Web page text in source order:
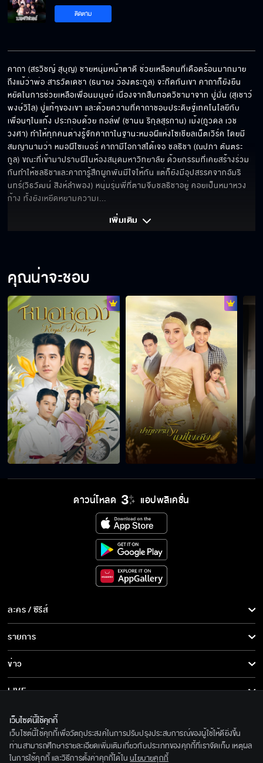
หมอผีไซเบอร์ EP.7
หมอผีไซเบอร์ EP.8
หมอผีไซเบอร์ EP.9
หมอผีไซเบอร์ EP.12
หมอผีไซเบอร์ EP.13
ติดตาม
คาถา (สรวิชญ์ สุบุญ) ชายหนุ่มหน้าตาดี ช่วยเหลือคนที่เดือดร้อนมากมาย
ถึงแม้ว่าพ่อ สารวัตเดชา (ธนายง ว่องตระกูล) จะกีดกันเขา คาถาก็ยังยืน
หยัดในการช่วยเหลือเพื่อนมนุษย์ เนื่องจากสืบทอดวิชามาจาก ปู่มั่น (สุเชาว์
พงษ์วิไล) ปู่แท้ๆของเขา และด้วยความที่คาถาชอบประดิษฐ์เทคโนโลยีกับ
เพื่อนๆในแก๊ง ประกอบด้วย กอล์ฟ (ชานน ริกุลสุรกาน) เม้ง(ภูวดล เวช
วงศา) ทำให้ทุกคนต่างรู้จักคาถาในฐานะหมอผีแห่งโซเชียลเน็ตเวิร์ค โดยมี
สมญานามว่า หมอผีไซเบอร์ คาถามีโอกาสได้เจอ ชลธิชา (ณปภา ตันตระ
กูล) ขณะที่เข้ามาปราบผีในห้องสมุดมหาวิทยาลัย ด้วยกรรมที่เคยสร้างร่วม
กันทำให้ชลธิชาและคาถารู้สึกผูกพันมีใจให้กัน แต่ก็ยังมีอุปสรรคจากอัมริ
นทร์(วิธวัฒน์ สิงห์ลำพอง) หนุ่มรุ่นพี่ที่ตามจีบชลธิชาอยู่ คอยเป็นหมาหวง
ก้าง ทั้งยังเหยีดหยามความเ...
เพิ่มเติม
คุณน่าจะชอบ
ดาวน์โหลด แอปพลิเคชั่น
ละคร / ซีรีส์
ละคร/ซีรีส์
ซีรีส์นานาชาติ
การ์ตูน & เกม
รายการ
รายการทั้งหมด
ข่าว
ข่าวทั้งหมด
ข่าวประชาสัมพันธ์
LIVE
เกี่ยวกับเรา
BEC World
รู้จักเรา
ติดตามเราได้ที่
เว็บไซต์นี้ใช้คุกกี้
เว็บไซต์นี้ใช้คุกกี้เพื่อวัตถุประสงค์ในการปรับปรุงประสบการณ์ของผู้ใช้ให้ดียิ่งขึ้น
ท่านสามารถศึกษารายละเอียดเพิ่มเติมเกี่ยวกับประเภทของคุกกี้ที่เราจัดเก็บ เหตุผล
ในการใช้คุกกี้ และวิธีการตั้งค่าคุกกี้ได้ใน นโยบายคุกกี้